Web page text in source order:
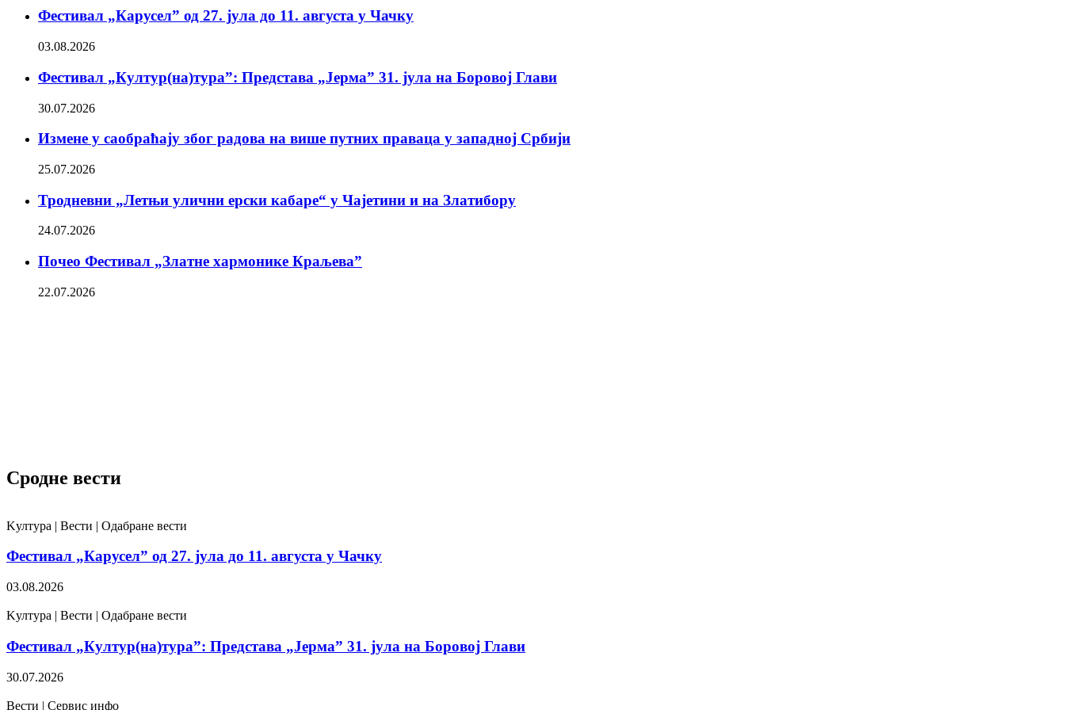
Фестивал „Карусел” од 27. јула до 11. августа у Чачку
03.08.2026
Фестивал „Култур(на)тура”: Представа „Јерма” 31. јула на Боровој Глави
30.07.2026
Измене у саобраћају због радова на више путних праваца у западној Србији
25.07.2026
Тродневни „Летњи улични ерски кабаре“ у Чајетини и на Златибору
24.07.2026
Почео Фестивал „Златне хармонике Краљева”
22.07.2026
Сродне вести
Kултура | Вести | Одабране вести
Фестивал „Карусел” од 27. јула до 11. августа у Чачку
03.08.2026
Kултура | Вести | Одабране вести
Фестивал „Култур(на)тура”: Представа „Јерма” 31. јула на Боровој Глави
30.07.2026
Вести | Сервис инфо